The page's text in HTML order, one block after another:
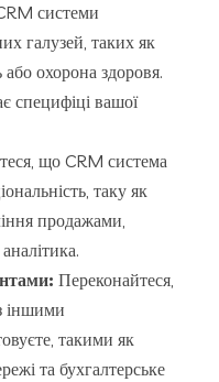
системи
галузей, таких як
або охорона здоровя.
специфіці вашої
що CRM система
таку як
продажами,
Переконайтеся,
іншими
такими як
та бухгалтерське